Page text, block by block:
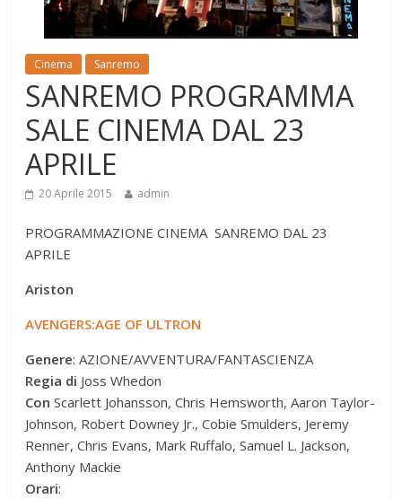
Cinema Sanremo
SANREMO PROGRAMMA
SALE CINEMA DAL 23
APRILE
20 Aprile 2015 admin
PROGRAMMAZIONE CINEMA SANREMO DAL 23
APRILE
Ariston
AVENGERS:AGE OF ULTRON
Genere: AZIONE/AVVENTURA/FANTASCIENZA
Regia di Joss Whedon
Con Scarlett Johansson, Chris Hemsworth, Aaron Taylor-
Johnson, Robert Downey Jr., Cobie Smulders, Jeremy
Renner, Chris Evans, Mark Ruffalo, Samuel L. Jackson,
Anthony Mackie
Orari: